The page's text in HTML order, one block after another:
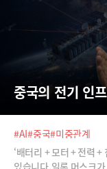
중국의 전기 인
#AI#중국#미중관계
‘배터리 + 모터 + 전력